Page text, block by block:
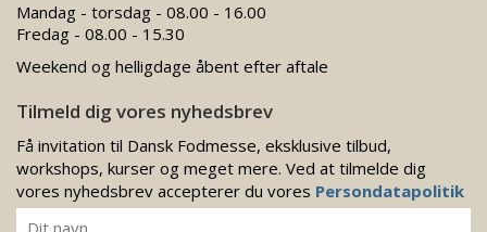
Mandag - torsdag - 08.00 - 16.00
Fredag - 08.00 - 15.30
Weekend og helligdage åbent efter aftale
Tilmeld dig vores nyhedsbrev
Få invitation til Dansk Fodmesse, eksklusive tilbud,
workshops, kurser og meget mere. Ved at tilmelde dig
vores nyhedsbrev accepterer du vores Persondatapolitik